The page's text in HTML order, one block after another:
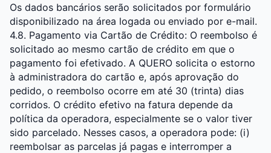
Os dados bancários serão solicitados por formulário
disponibilizado na área logada ou enviado por e-mail.
4.8. Pagamento via Cartão de Crédito: O reembolso é
solicitado ao mesmo cartão de crédito em que o
pagamento foi efetivado. A QUERO solicita o estorno
à administradora do cartão e, após aprovação do
pedido, o reembolso ocorre em até 30 (trinta) dias
corridos. O crédito efetivo na fatura depende da
política da operadora, especialmente se o valor tiver
sido parcelado. Nesses casos, a operadora pode: (i)
reembolsar as parcelas já pagas e interromper a